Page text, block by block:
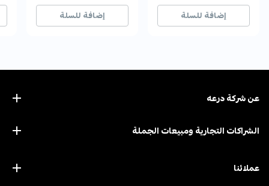
10+ بيع مؤخراً
10+ بيع مؤخراً
إضافة للسلة
36+ بيع مؤخراً
36+ بيع مؤخراً
إضافة للسلة
9+9+
عن ﺷﺮﻛﺔ درﻋﻪ
الشراكات التجارية ومبيعات الجملة
عملائنا